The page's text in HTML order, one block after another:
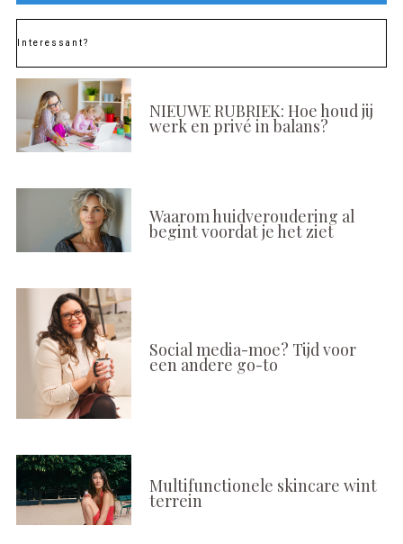
Interessant?
NIEUWE RUBRIEK: Hoe houd jij
werk en privé in balans?
Waarom huidveroudering al
begint voordat je het ziet
Social media-moe? Tijd voor
een andere go-to
Multifunctionele skincare wint
terrein